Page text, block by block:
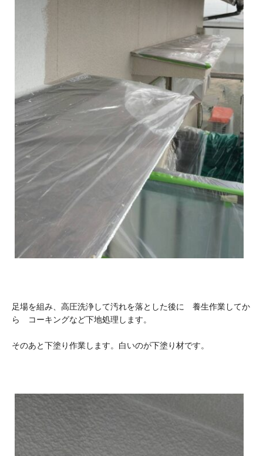
足場を組み、高圧洗浄して汚れを落とした後に 養生作業してか
ら コーキングなど下地処理します。
そのあと下塗り作業します。白いのが下塗り材です。